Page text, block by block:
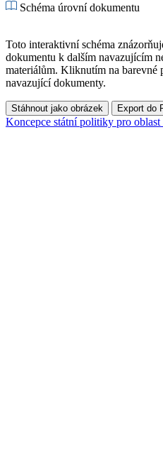
Schéma úrovní dokumentu
Toto interaktivní schéma
dokumentu k dalším navazujícím
materiálům. Kliknutím na barevné
navazující dokumenty.
Stáhnout jako obrázek Export do
Koncepce státní politiky pro